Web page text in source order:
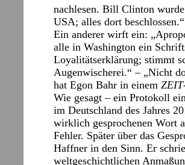
nachlesen. Bill Clinton
USA; alles dort beschlossen.“
Ein anderer wirft ein:
alle in Washington ein
Loyalitätserklärung; stimmt
Augenwischerei.“ – „Nicht
hat Egon Bahr in einem ZEIT
Wie gesagt – ein Protokoll
im Deutschland des Jahres
wirklich gesprochenen Wort
Fehler. Später über das
Haffner in den Sinn. Er
weltgeschichtlichen